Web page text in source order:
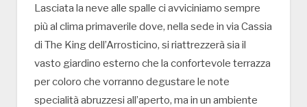
Lasciata la neve alle spalle ci avviciniamo sempre
più al clima primaverile dove, nella sede in via Cassia
di The King dell’Arrosticino, si riattrezzerà sia il
vasto giardino esterno che la confortevole terrazza
per coloro che vorranno degustare le note
specialità abruzzesi all’aperto, ma in un ambiente